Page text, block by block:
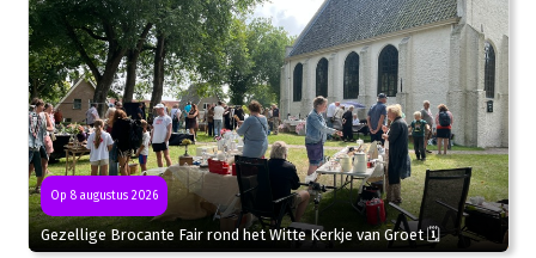
Op 8 augustus 2026
Gezellige Brocante Fair rond het Witte Kerkje van Groet 🗓